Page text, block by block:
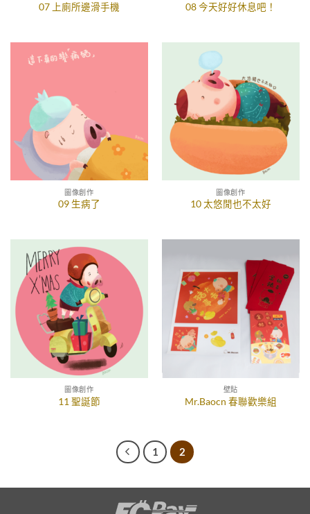
07 上廁所邊滑手機 08 今天好好休息吧！
圖像創作
09 生病了
圖像創作
10 太悠閒也不太好
圖像創作
11 聖誕節
壁貼
Mr.Baocn 春聯歡樂組
1 2